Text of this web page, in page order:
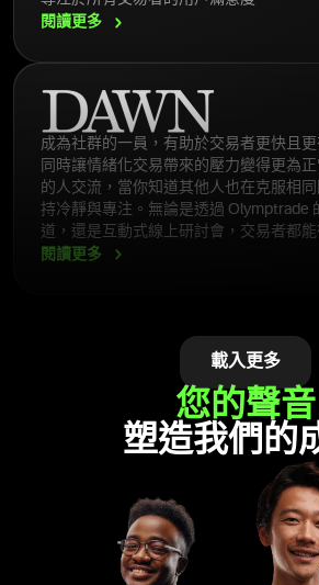
Olymptrade 提供有關交易策略、風險管
型網路研討會。該平台同時也提供書面內
融概念、市場行為以及風險管理策略。
閱讀更多
成為社群的一員，有助於交易者更快且更
同時讓情緒化交易帶來的壓力變得更為
的人交流，當你知道其他人也在克服相
持冷靜與專注。無論是透過 Olymptrade
道，還是互動式線上研討會，交易者都能
閱讀更多
載入更多
您的聲音
塑造我們的